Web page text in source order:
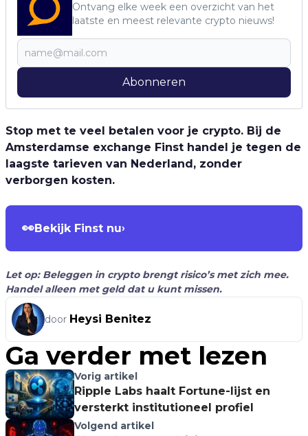
Ontvang elke week een overzicht van het
laatste en meest relevante crypto nieuws!
Abonneren
Stop met te veel betalen voor je crypto. Bij de
Amsterdamse exchange Finst handel je tegen de
laagste tarieven van Nederland, zonder
verborgen kosten.
👀Bekijk Finst nu›
Let op: Beleggen in crypto brengt risico’s met zich mee.
Handel alleen met geld dat u kunt missen.
door Heysi Benitez
Ga verder met lezen
Vorig artikel
Ripple Labs haalt Fortune-lijst en
versterkt institutioneel profiel
Volgend artikel